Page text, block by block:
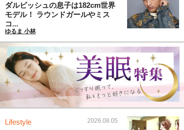
ダルビッシュの息子は182cm世界
モデル！ ラウンドガールやミス
コ...
ゆるま 小林
Lifestyle 2026.08.05